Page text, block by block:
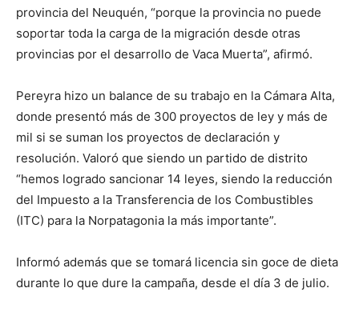
provincia del Neuquén, “porque la provincia no puede
soportar toda la carga de la migración desde otras
provincias por el desarrollo de Vaca Muerta”, afirmó.
Pereyra hizo un balance de su trabajo en la Cámara Alta,
donde presentó más de 300 proyectos de ley y más de
mil si se suman los proyectos de declaración y
resolución. Valoró que siendo un partido de distrito
“hemos logrado sancionar 14 leyes, siendo la reducción
del Impuesto a la Transferencia de los Combustibles
(ITC) para la Norpatagonia la más importante”.
Informó además que se tomará licencia sin goce de dieta
durante lo que dure la campaña, desde el día 3 de julio.